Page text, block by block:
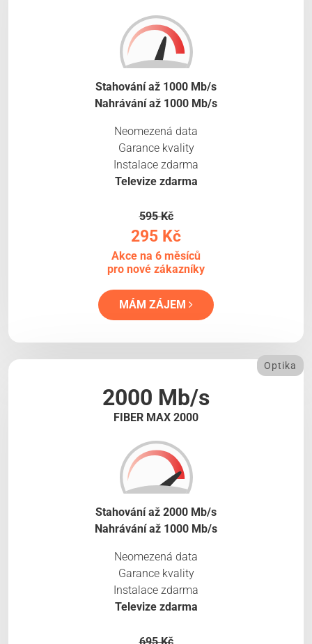
Stahování až 1000 Mb/s
Nahrávání až 1000 Mb/s
Neomezená data
Garance kvality
Instalace zdarma
Televize zdarma
595 Kč
295 Kč
Akce na 6 měsíců
pro nové zákazníky
MÁM ZÁJEM
2000 Mb/s
FIBER MAX 2000
Optika
Stahování až 2000 Mb/s
Nahrávání až 1000 Mb/s
Neomezená data
Garance kvality
Instalace zdarma
Televize zdarma